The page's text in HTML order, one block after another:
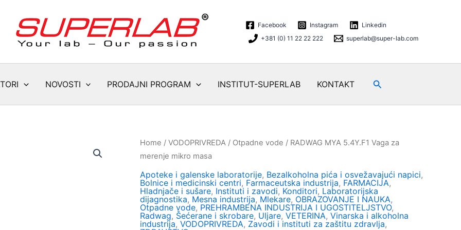
Facebook Instagram
Linkedin
+381 (0) 11 22 22 222
superlab@super-lab.com
NOVOSTI PRODAJNI PROGRAM INSTITUT-SUPERLAB KONTAKT Search
Home / VODOPRIVREDA / Otpadne vode / RADWAG MYA 5.4Y.F1 Vaga za
merenje mikro masa
Apoteke i galenske laboratorije, Bezalkoholna pića i osvežavajući napici,
Bolnice i medicinski centri, Farmaceutska industrija, FARMACIJA,
Hladnjače i sušare, Instituti i zavodi, Konditori, Laboratorijska
dijagnostika, Mesna industrija, Mlekare, OBRAZOVANJE I NAUKA,
Otpadne vode, PREHRAMBENA INDUSTRIJA I UGOSTITELJSTVO,
Radwag, Šećerane i skrobare, Uljare, VETERINA, Vinarska i alkoholna
industrija, VODOPRIVREDA, Zavodi i instituti za zaštitu zdravlja,